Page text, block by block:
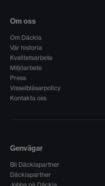
Om oss
Om Däckia
Vår historia
Kvalitetsarbete
Miljöarbete
Press
Visselblåsarpolicy
Kontakta oss
Genvägar
Bli Däckiapartner
Däckiapartner